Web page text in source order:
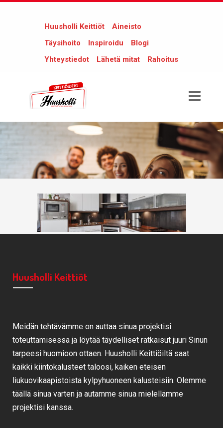
Huusholli Keittiöt
Aineisto
Täysihoito
Inspiroidu
Blogi
Yhteystiedot
Lähetä mitat Rahoitus
Huusholli Keittiöt
Meidän tehtävämme on auttaa sinua projektisi
toteuttamisessa ja löytää täydelliset ratkaisut juuri Sinun
tarpeesi huomioon ottaen. Huusholli Keittiöiltä saat
kaikki kiintokalusteet taloosi, kaiken eteisen
liukuovikaapistoista kylpyhuoneen kalusteisiin. Olemme
täällä sinua varten ja autamme sinua mielellämme
projektisi kanssa.